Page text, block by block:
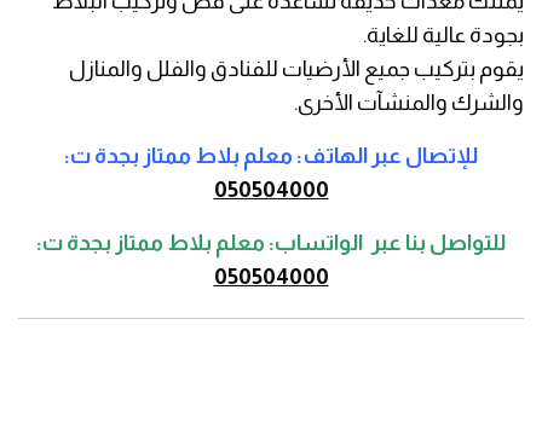
بجودة عالية للغاية.
يقوم بتركيب جميع الأرضيات للفنادق والفلل والمنازل
والشرك والمنشآت الأخرى.
للإتصال عبر الهاتف: معلم بلاط ممتاز بجدة ت:
050504000
للتواصل بنا عبر الواتساب: معلم بلاط ممتاز بجدة ت:
050504000